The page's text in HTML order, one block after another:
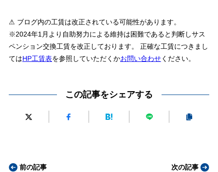
⚠ ブログ内の工賃は改正されている可能性があります。
※2024年1月より自助努力による維持は困難であると判断しサス
ペンション交換工賃を改正しております。 正確な工賃につきまし
てはHP工賃表を参照していただくかお問い合わせください。
この記事をシェアする
前の記事 次の記事